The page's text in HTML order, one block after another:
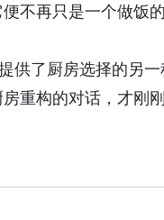
不再只是一个做饭
供了厨房选择的另
重构的对话，才刚